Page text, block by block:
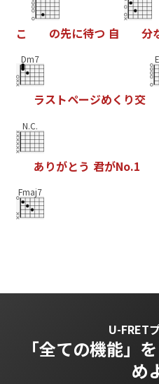
こ の先に待つ 自 分
Dm7
ラス トページめく り交
N.C.
あ りがとう 君がNo.1
Fmaj7
U-FRET
「全ての機能」を
め